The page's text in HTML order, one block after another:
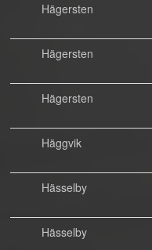
Hägersten
Hägersten
Hägersten
Häggvik
Hässelby
Hässelby